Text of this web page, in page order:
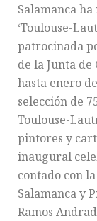
Salamanca
‘Toulouse-
patrocinada
de la Junta
hasta enero
selección de
Toulouse-
pintores y
inaugural
contado con
Salamanca y
Ramos